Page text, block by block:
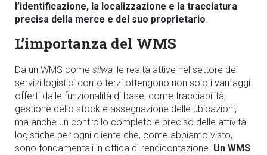
l’identificazione, la localizzazione e la tracciatura
precisa della merce e del suo proprietario.
L’importanza del WMS
Da un WMS come silwa, le realtà attive nel settore dei
servizi logistici conto terzi ottengono non solo i vantaggi
offerti dalle funzionalità di base, come tracciabilità,
gestione dello stock e assegnazione delle ubicazioni,
ma anche un controllo completo e preciso delle attività
logistiche per ogni cliente che, come abbiamo visto,
sono fondamentali in ottica di rendicontazione. Un WMS